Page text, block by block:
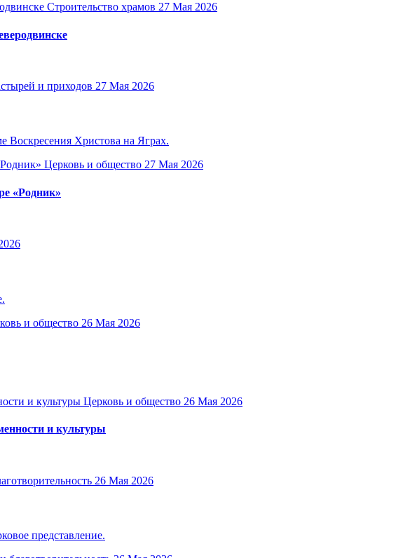
Строительство храмов 27 Мая 2026
и приходов 27 Мая 2026
Воскресения Христова на Яграх.
Церковь и общество 27 Мая 2026
«Родник»
и общество 26 Мая 2026
Церковь и общество 26 Мая 2026
и культуры
26 Мая 2026
представление.